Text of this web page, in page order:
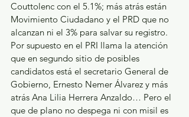
Couttolenc con el 5.1%; más atrás están
Movimiento Ciudadano y el PRD que no
alcanzan ni el 3% para salvar su registro.
Por supuesto en el PRI llama la atención
que en segundo sitio de posibles
candidatos está el secretario General de
Gobierno, Ernesto Nemer Álvarez y más
atrás Ana Lilia Herrera Anzaldo… Pero el
que de plano no despega ni con misil es